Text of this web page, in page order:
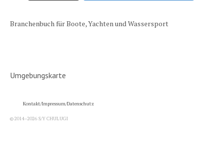
Branchenbuch für Boote, Yachten und Wassersport
Umgebungskarte
Kontakt/Impressum/Datenschutz
© 2014–2026 S/Y CHULUGI